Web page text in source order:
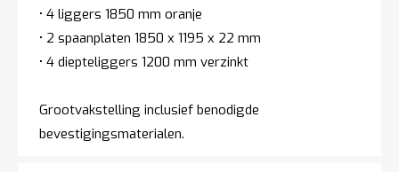
• 4 liggers 1850 mm oranje
• 2 spaanplaten 1850 x 1195 x 22 mm
• 4 diepteliggers 1200 mm verzinkt
Grootvakstelling inclusief benodigde
bevestigingsmaterialen.